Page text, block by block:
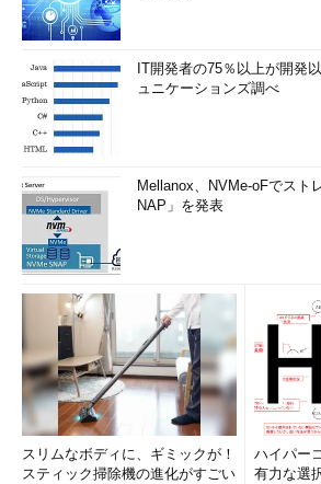
IT開発者の75％以上が開発
ュニケーションズ調べ
Mellanox、NVMe-oFでスト
NAP」を発表
スリムなボディに、ギミックが！
スティック掃除機の進化がすごい
ハイパー
有力な選